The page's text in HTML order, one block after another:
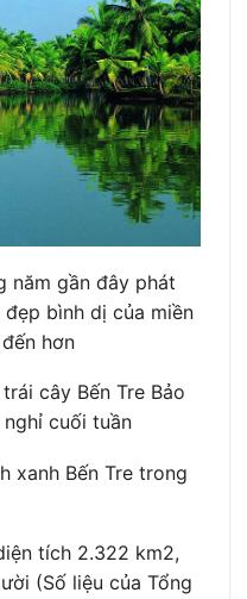
năm gần đây phát
bình dị của miền
hơn
cây Bến Tre Bảo
cuối tuần
xanh Bến Tre trong
tích 2.322 km2,
(Số liệu của Tổng